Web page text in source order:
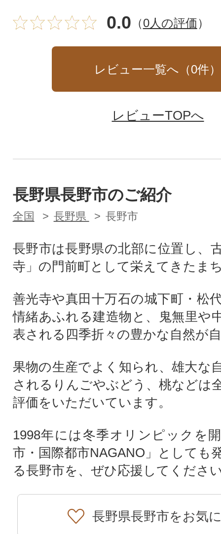
0.0 （0人の評価）
レビュー一覧へ（0件）
レビューTOPへ
長野県長野市のご紹介
全国 長野県 長野市
長野市は長野県の北部に位置し、
寺」の門前町として栄えてきたま
善光寺や真田十万石の城下町・松
情緒あふれる建造物と、鬼無里や
表される四季折々の豊かな自然が
果物の生産でよく知られ、雄大な
されるりんごやぶどう、桃などは
評価をいただいています。
1998年には冬季オリンピックを
市・国際都市NAGANO」としても
る長野市を、ぜひ応援してくださ
長野県長野市をお気